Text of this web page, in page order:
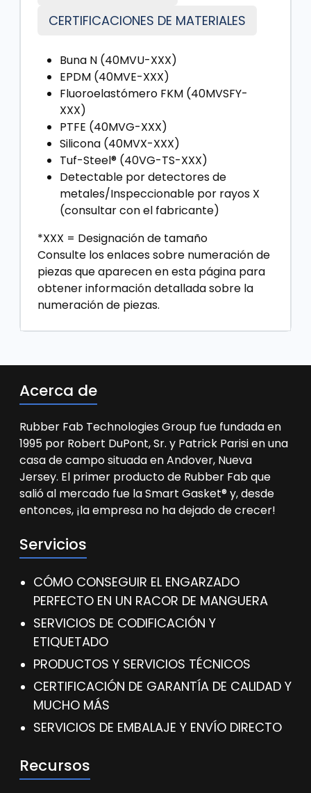
CERTIFICACIONES DE MATERIALES
Buna N (40MVU-XXX)
EPDM (40MVE-XXX)
Fluoroelastómero FKM (40MVSFY-
XXX)
PTFE (40MVG-XXX)
Silicona (40MVX-XXX)
Tuf-Steel® (40VG-TS-XXX)
Detectable por detectores de
metales/Inspeccionable por rayos X
(consultar con el fabricante)
*XXX = Designación de tamaño
Consulte los enlaces sobre numeración de
piezas que aparecen en esta página para
obtener información detallada sobre la
numeración de piezas.
Acerca de
Rubber Fab Technologies Group fue fundada en
1995 por Robert DuPont, Sr. y Patrick Parisi en una
casa de campo situada en Andover, Nueva
Jersey. El primer producto de Rubber Fab que
salió al mercado fue la Smart Gasket® y, desde
entonces, ¡la empresa no ha dejado de crecer!
Servicios
CÓMO CONSEGUIR EL ENGARZADO
PERFECTO EN UN RACOR DE MANGUERA
SERVICIOS DE CODIFICACIÓN Y
ETIQUETADO
PRODUCTOS Y SERVICIOS TÉCNICOS
CERTIFICACIÓN DE GARANTÍA DE CALIDAD Y
MUCHO MÁS
SERVICIOS DE EMBALAJE Y ENVÍO DIRECTO
Recursos